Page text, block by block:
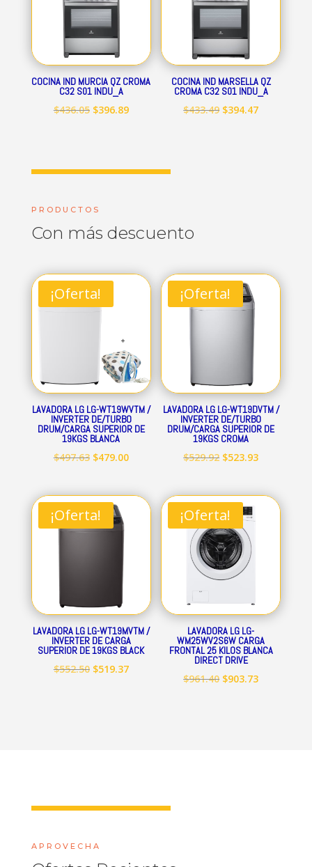
COCINA IND MURCIA QZ CROMA
C32 S01 INDU_A
$436.05 El
$396.89El
COCINA IND MARSELLA QZ
CROMA C32 S01 INDU_A
$433.49 El
$394.47El
PRODUCTOS
Con más descuento
¡Oferta!
LAVADORA LG LG-WT19WVTM /
INVERTER DE/TURBO
DRUM/CARGA SUPERIOR DE
19KGS BLANCA
$497.63 El
original
era:
$497.63.
$479.00El
actual
¡Oferta!
LAVADORA LG LG-WT19DVTM /
INVERTER DE/TURBO
DRUM/CARGA SUPERIOR DE
19KGS CROMA
$529.92 El
original
era:
$529.92.
$523.93El
actual
¡Oferta!
LAVADORA LG LG-WT19MVTM /
INVERTER DE CARGA
SUPERIOR DE 19KGS BLACK
$552.50 El
$519.37El
¡Oferta!
LAVADORA LG LG-
WM25WV2S6W CARGA
FRONTAL 25 KILOS BLANCA
DIRECT DRIVE
$961.40 El
$903.73El
APROVECHA